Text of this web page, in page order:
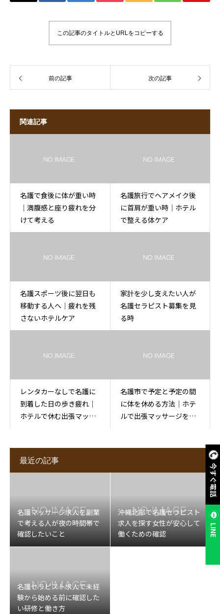
今すぐ電話
LINE
この記事のタイトルとURLをコピーする
前の記事 次の記事
関連記事
名護で食後に体が重い時
｜満腹感と座り疲れを分
けて考える
名護旅行でヘアメイク後
に首肩が重い時｜ホテル
で整える体ケア
名護スポーツ後に翌日も
移動する人へ｜疲れを残
さないホテルケア
家計を少し支えたい人が
名護セラピスト募集を見
る時
レンタカーなしで名護に
到着した日の歩き疲れ｜
ホテルで休む出張マッサ
名護市で予定と予定の間
に体を休める方法｜ホテ
ルで出張マッサージを使
最近の記事
名護マッサージ求人を副業
で考える人が夜の時間帯で
確認したいこと
沖縄北部で名護セラピスト
求人を探す女性が安心して
働くための確認
名護セラピスト求人で未経
験から始める前に確認した
い研修と働き方